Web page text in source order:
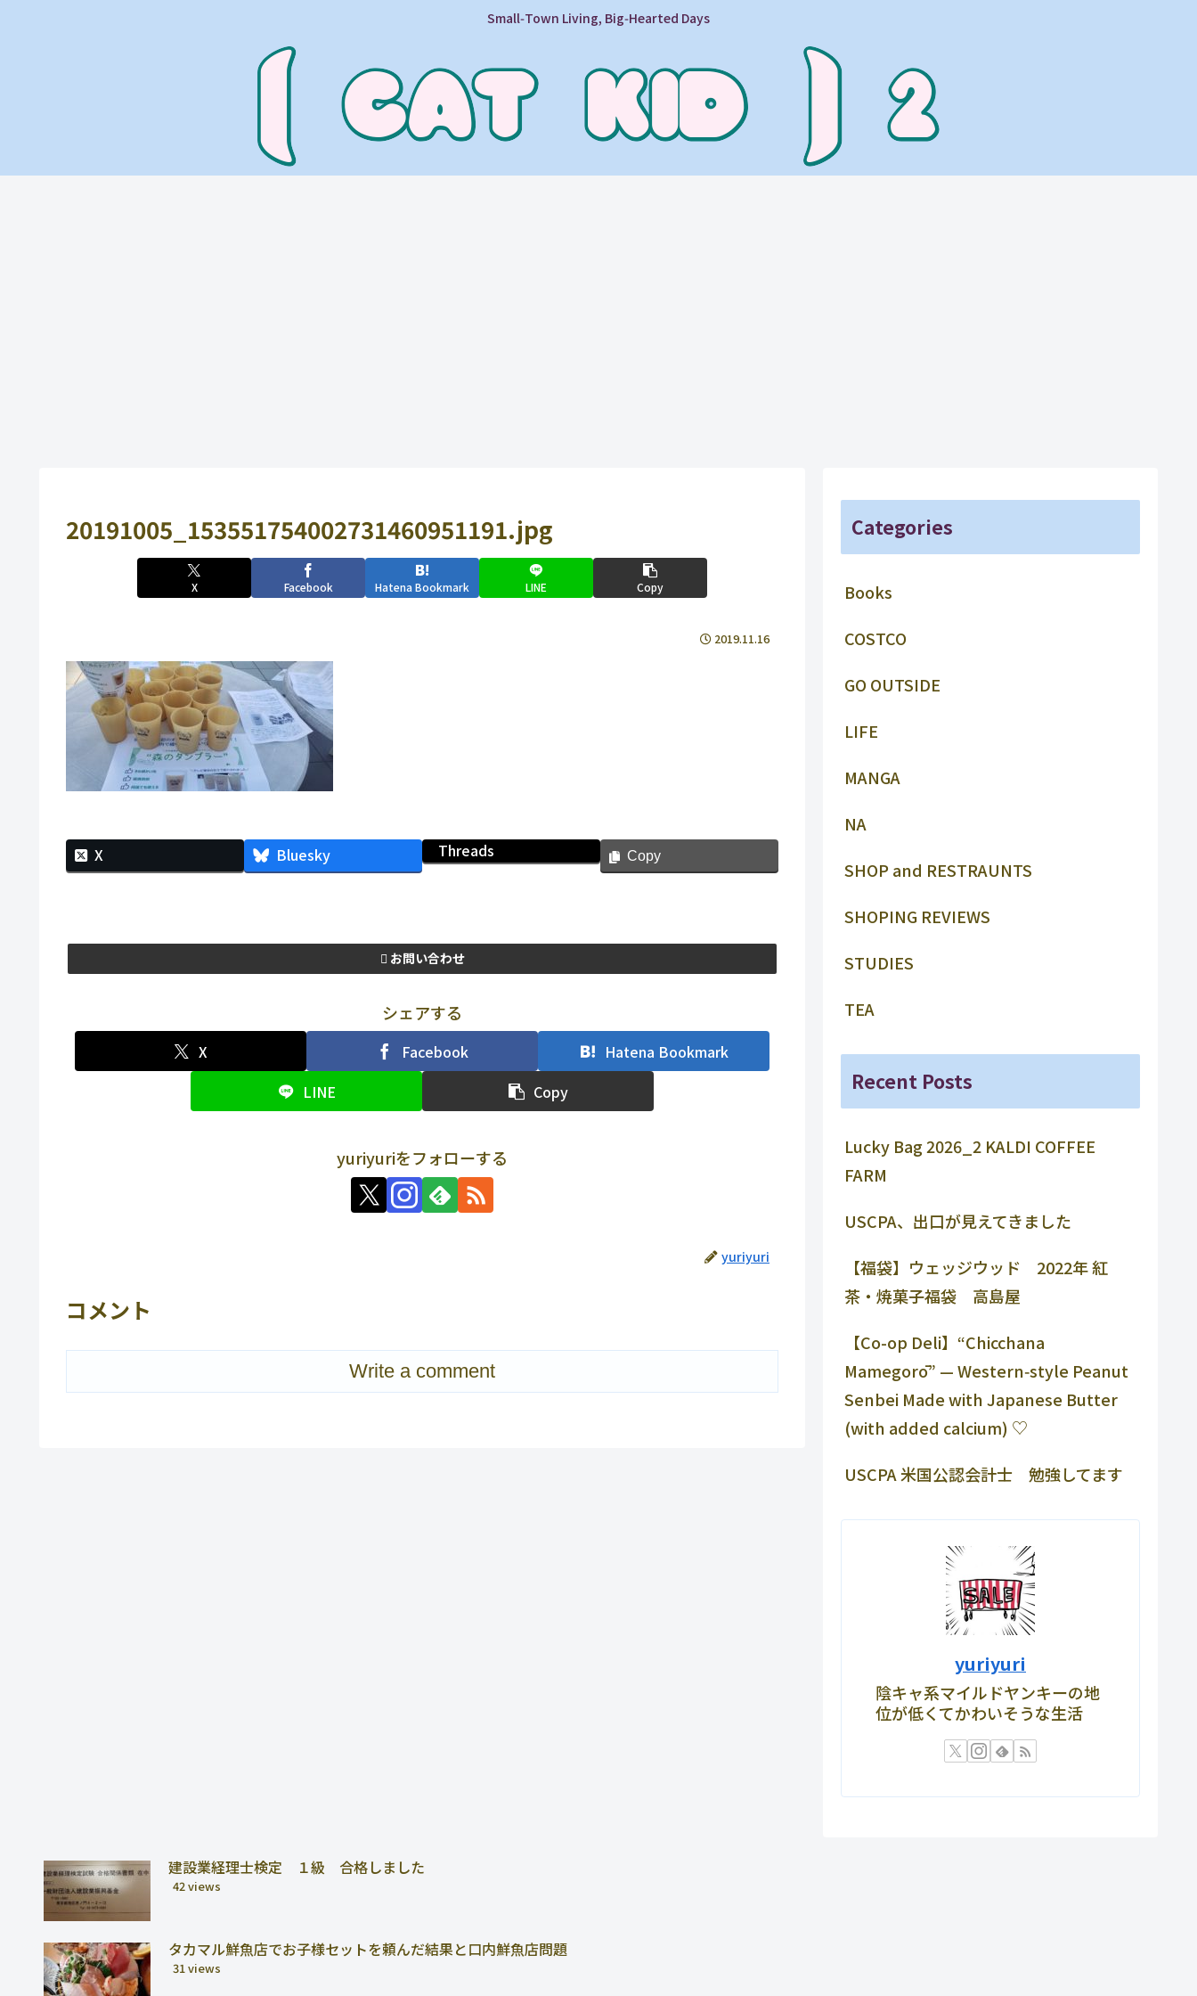
Small‑Town Living, Big‑Hearted Days
20191005_153551754002731460951191.jpg
X Facebook Hatena Bookmark LINE Copy
2019.11.16
X Bluesky Threads Copy
お問い合わせ
シェアする
X Facebook
Hatena Bookmark
LINE
Copy
yuriyuriをフォローする
yuriyuri
コメント
Write a comment
Categories
Books
COSTCO
GO OUTSIDE
LIFE
MANGA
NA
SHOP and RESTRAUNTS
SHOPING REVIEWS
STUDIES
TEA
Recent Posts
Lucky Bag 2026_2 KALDI COFFEE
FARM
USCPA、出口が見えてきました
【福袋】ウェッジウッド 2022年 紅
茶・焼菓子福袋 高島屋
【Co-op Deli】“Chicchana
Mamegorō” — Western‑style Peanut
Senbei Made with Japanese Butter
(with added calcium) ♡
USCPA 米国公認会計士 勉強してます
yuriyuri
陰キャ系マイルドヤンキーの地
位が低くてかわいそうな生活
建設業経理士検定 １級 合格しました
42 views
タカマル鮮魚店でお子様セットを頼んだ結果と口内鮮魚店問題
31 views